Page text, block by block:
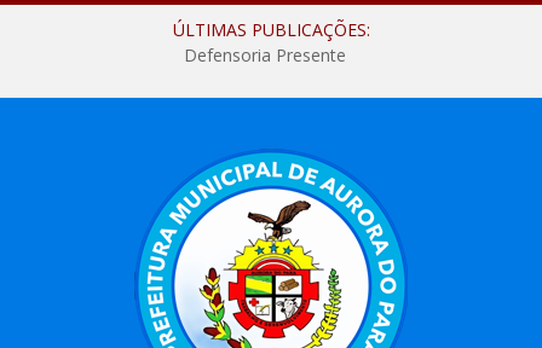
ÚLTIMAS PUBLICAÇÕES:
Defensoria Presente